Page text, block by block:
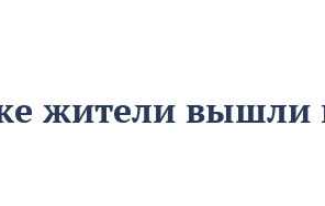
жители вышли